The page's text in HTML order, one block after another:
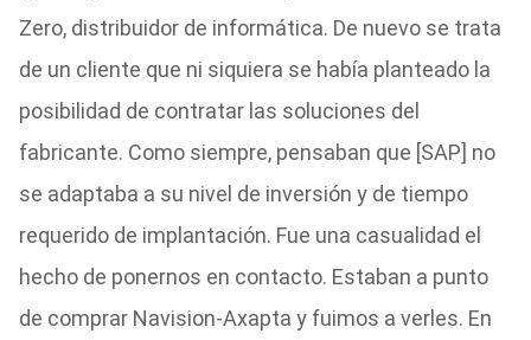
Zero, distribuidor de informática. De nuevo se trata
de un cliente que ni siquiera se había planteado la
posibilidad de contratar las soluciones del
fabricante. Como siempre, pensaban que [SAP] no
se adaptaba a su nivel de inversión y de tiempo
requerido de implantación. Fue una casualidad el
hecho de ponernos en contacto. Estaban a punto
de comprar Navision-Axapta y fuimos a verles. En